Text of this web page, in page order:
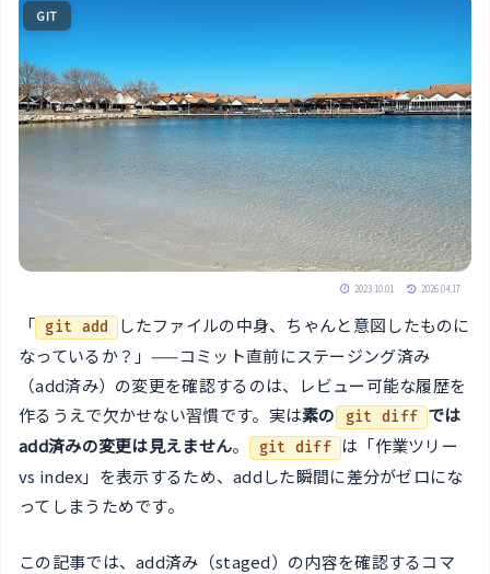
GIT
2023.10.01 2026.04.17
「 git add
したファイルの中身、ちゃんと意図したものに
なっているか？」——コミット直前にステージング済み
（add済み）の変更を確認するのは、レビュー可能な履歴を
作るうえで欠かせない習慣です。実は素の git diff
では
add済みの変更は見えません。 git diff は「作業ツリー
vs index」を表示するため、addした瞬間に差分がゼロにな
ってしまうためです。
この記事では、add済み（staged）の内容を確認するコマ